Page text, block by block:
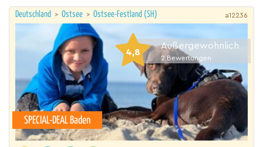
Deutschland > Ostsee > Ostsee-Festland (SH) a12236
4,8
Außergewöhnlich
2 Bewertungen
SPECIAL-DEAL Baden